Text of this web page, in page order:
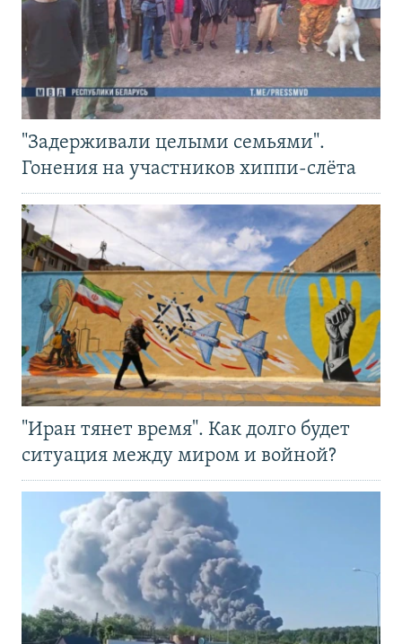
"Задерживали целыми семьями".
Гонения на участников хиппи-слёта
"Иран тянет время". Как долго будет
ситуация между миром и войной?